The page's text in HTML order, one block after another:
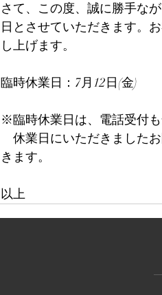
さて、この度、誠に勝手な
日とさせていただきます。
し上げます。
臨時休業日：7月12日(金)
※臨時休業日は、電話受付も
休業日にいただきました
きます。
以上